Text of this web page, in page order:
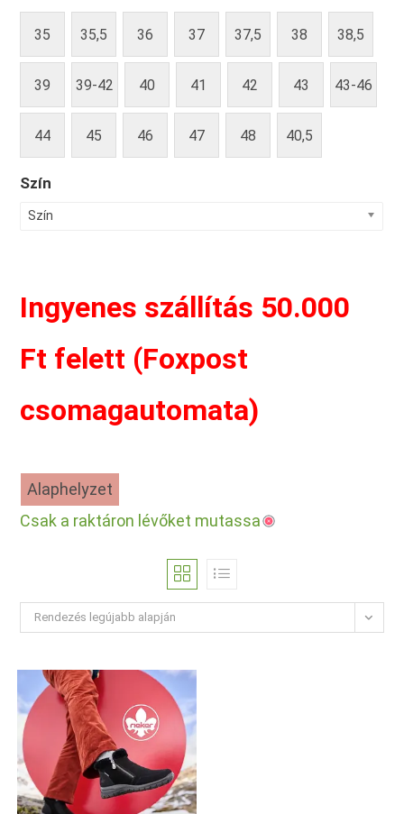
35 35,5 36 37 37,5 38 38,5
39 39-42 40 41 42 43 43-46
44 45 46 47 48 40,5
Szín
Szín
Ingyenes szállítás 50.000
Ft felett (Foxpost
csomagautomata)
Alaphelyzet
Csak a raktáron lévőket mutassa
Rendezés legújabb alapján